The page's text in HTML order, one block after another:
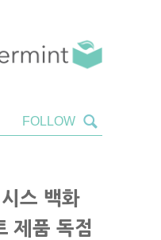
스 백화
제품 독점